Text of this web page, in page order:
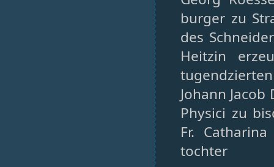
burger zu
des
Heitzin
Johann
Physici zu
Fr.
tochter